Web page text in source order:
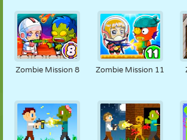
Zombie Mission 8 Zombie Mission 11